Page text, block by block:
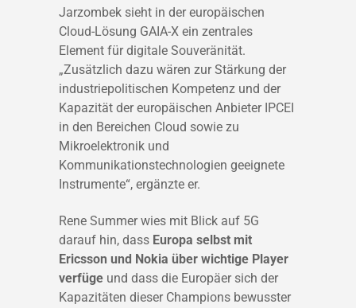
Jarzombek sieht in der europäischen
Cloud-Lösung GAIA-X ein zentrales
Element für digitale Souveränität.
„Zusätzlich dazu wären zur Stärkung der
industriepolitischen Kompetenz und der
Kapazität der europäischen Anbieter IPCEI
in den Bereichen Cloud sowie zu
Mikroelektronik und
Kommunikationstechnologien geeignete
Instrumente“, ergänzte er.
Rene Summer wies mit Blick auf 5G
darauf hin, dass Europa selbst mit
Ericsson und Nokia über wichtige Player
verfüge und dass die Europäer sich der
Kapazitäten dieser Champions bewusster